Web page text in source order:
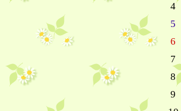
4
5
6
7
8
9